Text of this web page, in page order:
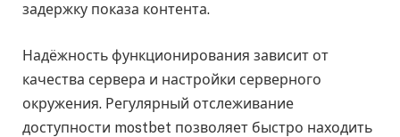
задержку показа контента.
Надёжность функционирования зависит от
качества сервера и настройки серверного
окружения. Регулярный отслеживание
доступности mostbet позволяет быстро находить